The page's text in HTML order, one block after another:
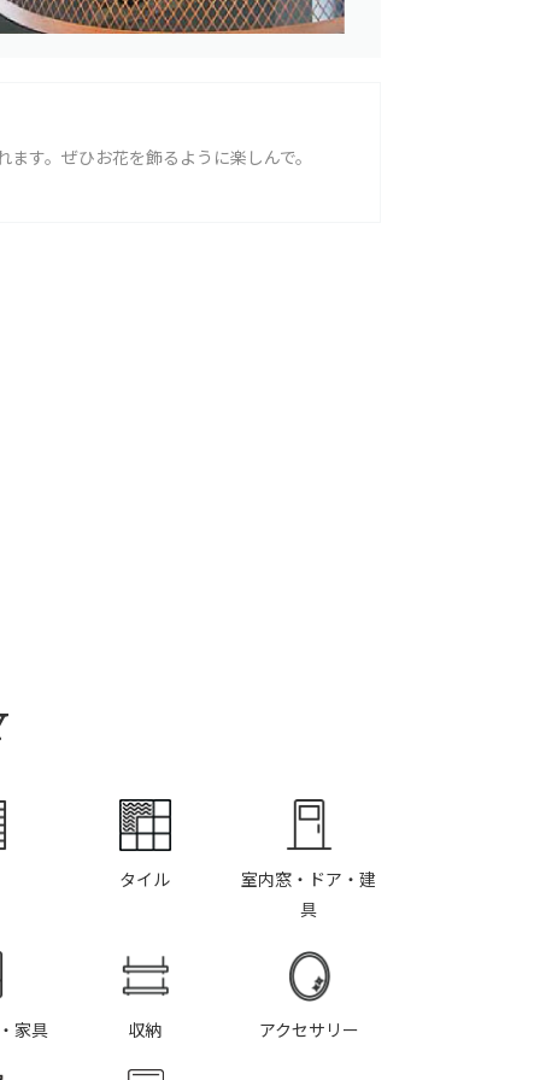
す。ぜひお花を飾るように楽しんで。
タイル
室内窓・ドア・建
具
家具 収納 アクセサリー